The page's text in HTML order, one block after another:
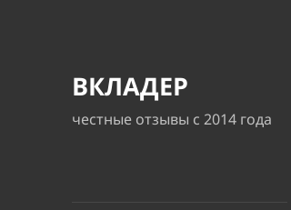
ВКЛАДЕР
честные отзывы с 2014 года